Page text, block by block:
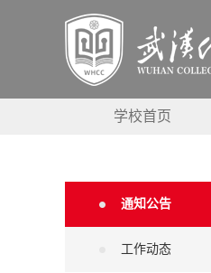
学校首页
通知公告
工作动态